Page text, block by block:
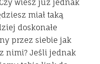
wiesz już jednak
miał taką
doskonałe
przez siebie jak
nimi? Jeśli jednak